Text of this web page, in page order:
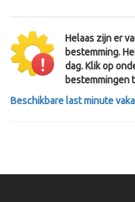
Helaas zijn er
bestemming.
dag. Klik op
bestemmingen
Beschikbare last minute